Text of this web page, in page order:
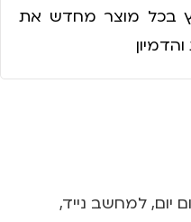
בכל מוצר מחדש את
יום, למחשב נייד,